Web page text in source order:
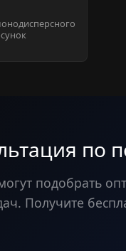
по
подобрать
Получите